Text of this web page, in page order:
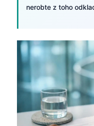
nerobte z toho
বাংলা
اردو
मराठी
தமிழ்
ગુજરાતી
മലയാളം